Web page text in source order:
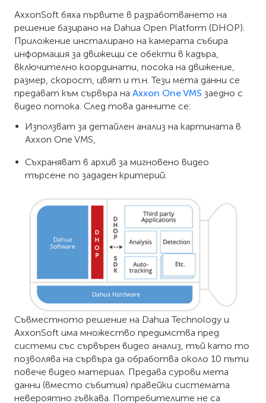
AxxonSoft бяха първите в разработването на
решение базирано на Dahua Open Platform (DHOP).
Приложение инсталирано на камерата събира
информация за движещи се обекти в кадъра,
включително координати, посока на движение,
размер, скорост, цвят и т.н. Тези мета данни се
предават към сървъра на Axxon One VMS заедно с
видео потока. След това данните се:
Използват за детайлен анализ на картината в
Axxon One VMS,
Съхраняват в архив за мигновено видео
търсене по зададен критерий.
Съвместното решение на Dahua Technology и
AxxonSoft има множество предимства пред
системи със сървърен видео анализ, тъй като то
позволява на сървъра да обработва около 10 пъти
повече видео материал. Предава сурови мета
данни (вместо събития) правейки системата
невероятно гъвкава. Потребителите не са